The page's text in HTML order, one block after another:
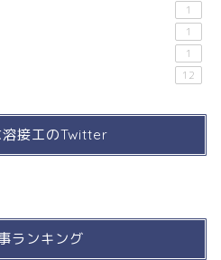
1
1
1
12
接工のTwitter
ランキング